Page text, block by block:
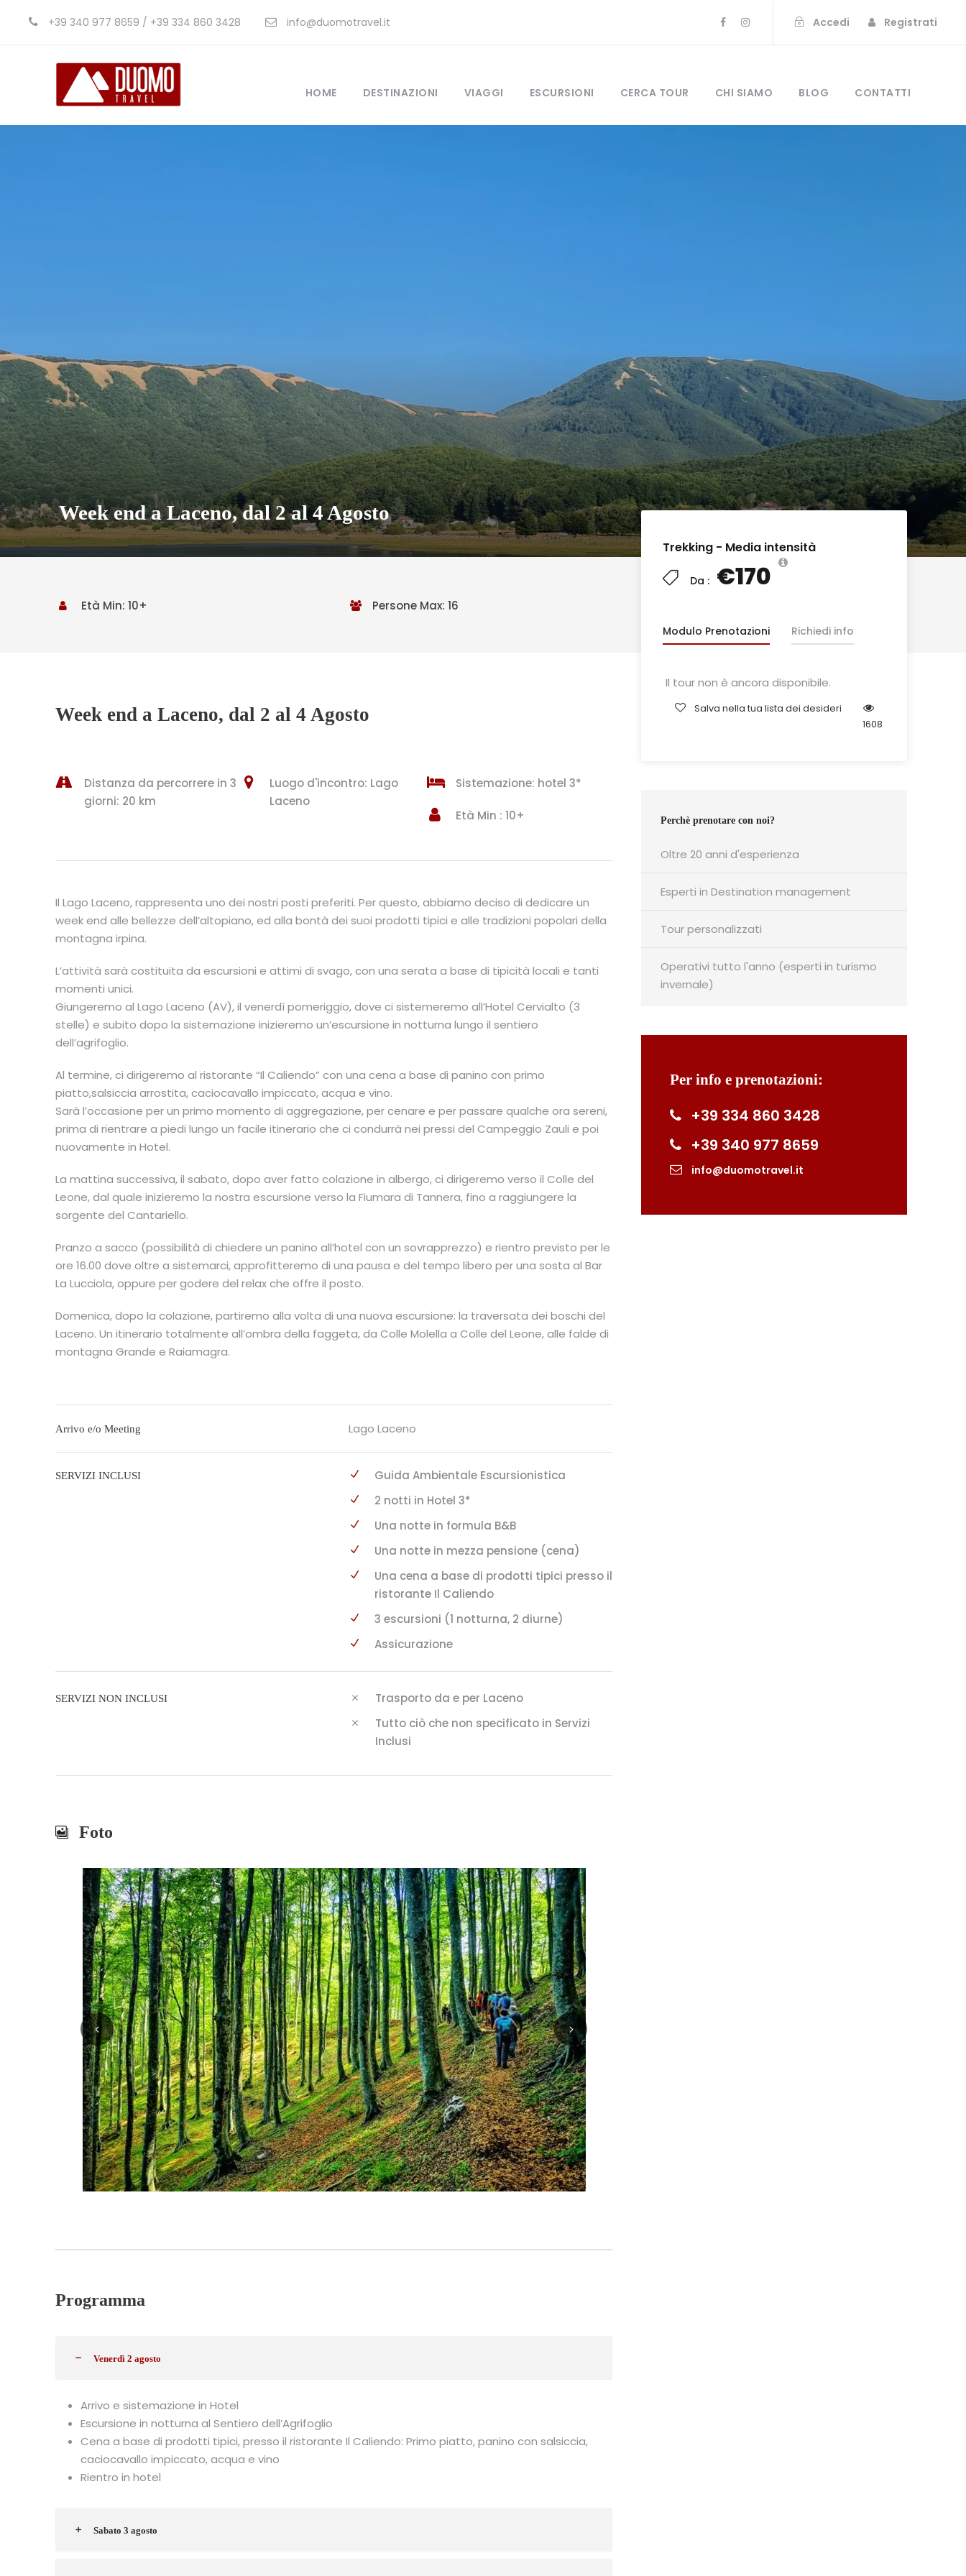
+39 340 977 8659 / +39 334 860 3428 info@duomotravel.it Accedi Registrati
HOME DESTINAZIONI VIAGGI ESCURSIONI CERCA TOUR CHI SIAMO BLOG CONTATTI
Week end a Laceno, dal 2 al 4 Agosto
Trekking - Media intensità
Da : €170
Modulo Prenotazioni Richiedi info
Il tour non è ancora disponibile.
Salva nella tua lista dei desideri
1608
Perchè prenotare con noi?
Oltre 20 anni d'esperienza
Esperti in Destination management
Tour personalizzati
Operativi tutto l'anno (esperti in turismo
invernale)
Per info e prenotazioni:
+39 334 860 3428
+39 340 977 8659
info@duomotravel.it
Età Min: 10+ Persone Max: 16
Week end a Laceno, dal 2 al 4 Agosto
Distanza da percorrere in 3
giorni: 20 km
Luogo d'incontro: Lago
Laceno
Sistemazione: hotel 3*
Età Min : 10+
Il Lago Laceno, rappresenta uno dei nostri posti preferiti. Per questo, abbiamo deciso di dedicare un
week end alle bellezze dell’altopiano, ed alla bontà dei suoi prodotti tipici e alle tradizioni popolari della
montagna irpina.
L’attività sarà costituita da escursioni e attimi di svago, con una serata a base di tipicità locali e tanti
momenti unici.
Giungeremo al Lago Laceno (AV), il venerdì pomeriggio, dove ci sistemeremo all’Hotel Cervialto (3
stelle) e subito dopo la sistemazione inizieremo un’escursione in notturna lungo il sentiero
dell’agrifoglio.
Al termine, ci dirigeremo al ristorante “Il Caliendo” con una cena a base di panino con primo
piatto,salsiccia arrostita, caciocavallo impiccato, acqua e vino.
Sarà l’occasione per un primo momento di aggregazione, per cenare e per passare qualche ora sereni,
prima di rientrare a piedi lungo un facile itinerario che ci condurrà nei pressi del Campeggio Zauli e poi
nuovamente in Hotel.
La mattina successiva, il sabato, dopo aver fatto colazione in albergo, ci dirigeremo verso il Colle del
Leone, dal quale inizieremo la nostra escursione verso la Fiumara di Tannera, fino a raggiungere la
sorgente del Cantariello.
Pranzo a sacco (possibilità di chiedere un panino all’hotel con un sovrapprezzo) e rientro previsto per le
ore 16.00 dove oltre a sistemarci, approfitteremo di una pausa e del tempo libero per una sosta al Bar
La Lucciola, oppure per godere del relax che offre il posto.
Domenica, dopo la colazione, partiremo alla volta di una nuova escursione: la traversata dei boschi del
Laceno. Un itinerario totalmente all’ombra della faggeta, da Colle Molella a Colle del Leone, alle falde di
montagna Grande e Raiamagra.
Arrivo e/o Meeting Lago Laceno
SERVIZI INCLUSI
Guida Ambientale Escursionistica
2 notti in Hotel 3*
Una notte in formula B&B
Una notte in mezza pensione (cena)
Una cena a base di prodotti tipici presso il
ristorante Il Caliendo
3 escursioni (1 notturna, 2 diurne)
Assicurazione
SERVIZI NON INCLUSI
Trasporto da e per Laceno
Tutto ciò che non specificato in Servizi
Inclusi
Foto
Programma
Venerdì 2 agosto
Arrivo e sistemazione in Hotel
Escursione in notturna al Sentiero dell’Agrifoglio
Cena a base di prodotti tipici, presso il ristorante Il Caliendo: Primo piatto, panino con salsiccia,
caciocavallo impiccato, acqua e vino
Rientro in hotel
Sabato 3 agosto